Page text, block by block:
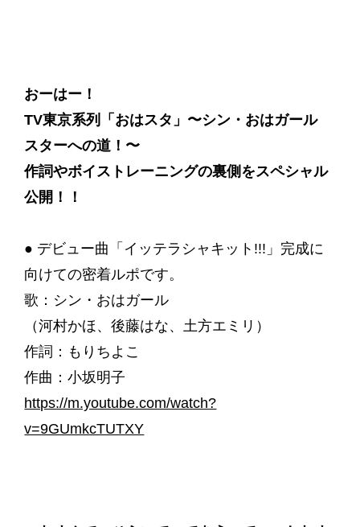
おーはー！
TV東京系列「おはスタ」〜シン・おはガール
スターへの道！〜
作詞やボイストレーニングの裏側をスペシャル
公開！！
● デビュー曲「イッテラシャキット!!!」完成に
向けての密着ルポです。
歌：シン・おはガール
（河村かほ、後藤はな、土方エミリ）
作詞：もりちよこ
作曲：小坂明子
https://m.youtube.com/watch?
v=9GUmkcTUTXY